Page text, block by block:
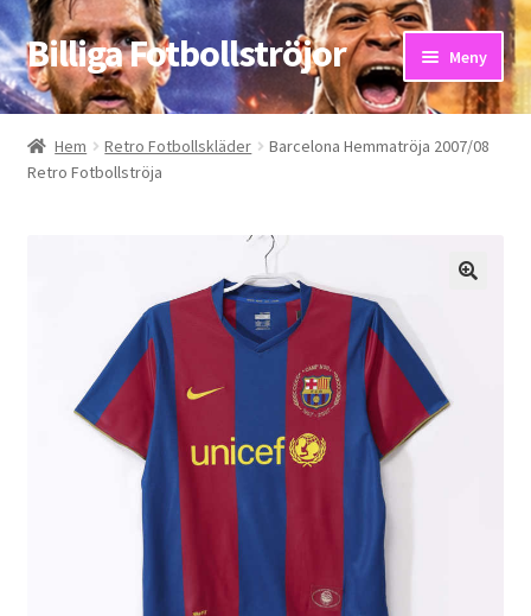
Hoppa
till
navigering
Hoppa
till
innehåll
Billiga Fotbollströjor Meny
Hem
Bloggar
Kontakta oss
Mitt konto
Storleksguiden
Hem Retro Fotbollskläder
Barcelona Hemmatröja 2007/08
Retro Fotbollströja